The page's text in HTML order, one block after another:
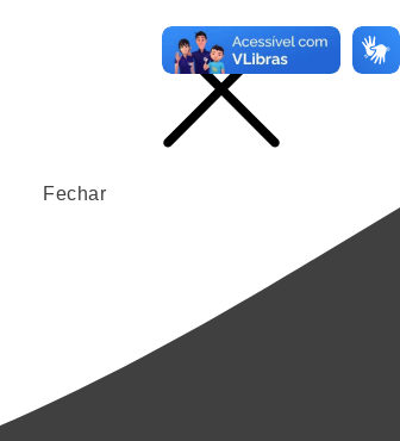
Fechar